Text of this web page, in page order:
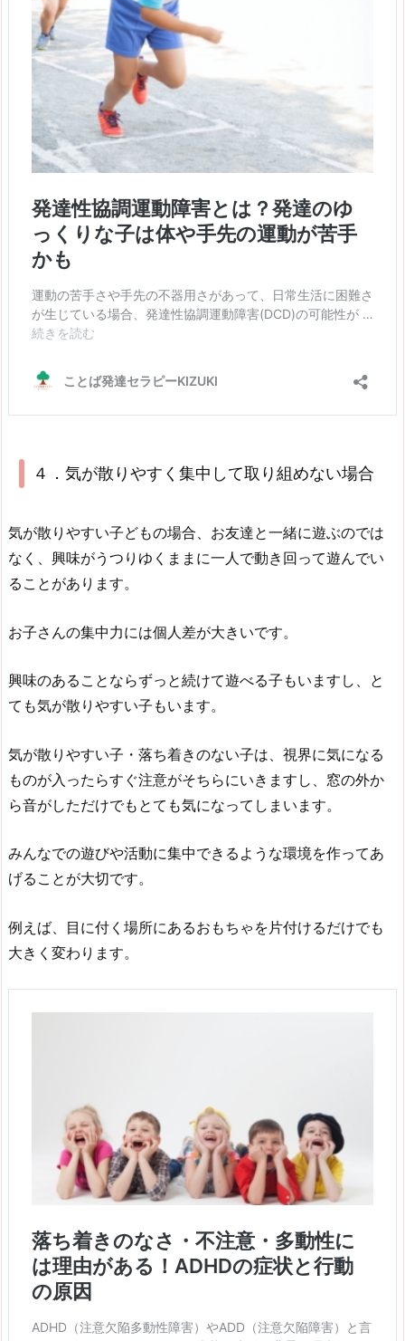
４．気が散りやすく集中して取り組めない場合
気が散りやすい子どもの場合、お友達と一緒に遊ぶのでは
なく、興味がうつりゆくままに一人で動き回って遊んでい
ることがあります。
お子さんの集中力には個人差が大きいです。
興味のあることならずっと続けて遊べる子もいますし、と
ても気が散りやすい子もいます。
気が散りやすい子・落ち着きのない子は、視界に気になる
ものが入ったらすぐ注意がそちらにいきますし、窓の外か
ら音がしただけでもとても気になってしまいます。
みんなでの遊びや活動に集中できるような環境を作ってあ
げることが大切です。
例えば、目に付く場所にあるおもちゃを片付けるだけでも
大きく変わります。